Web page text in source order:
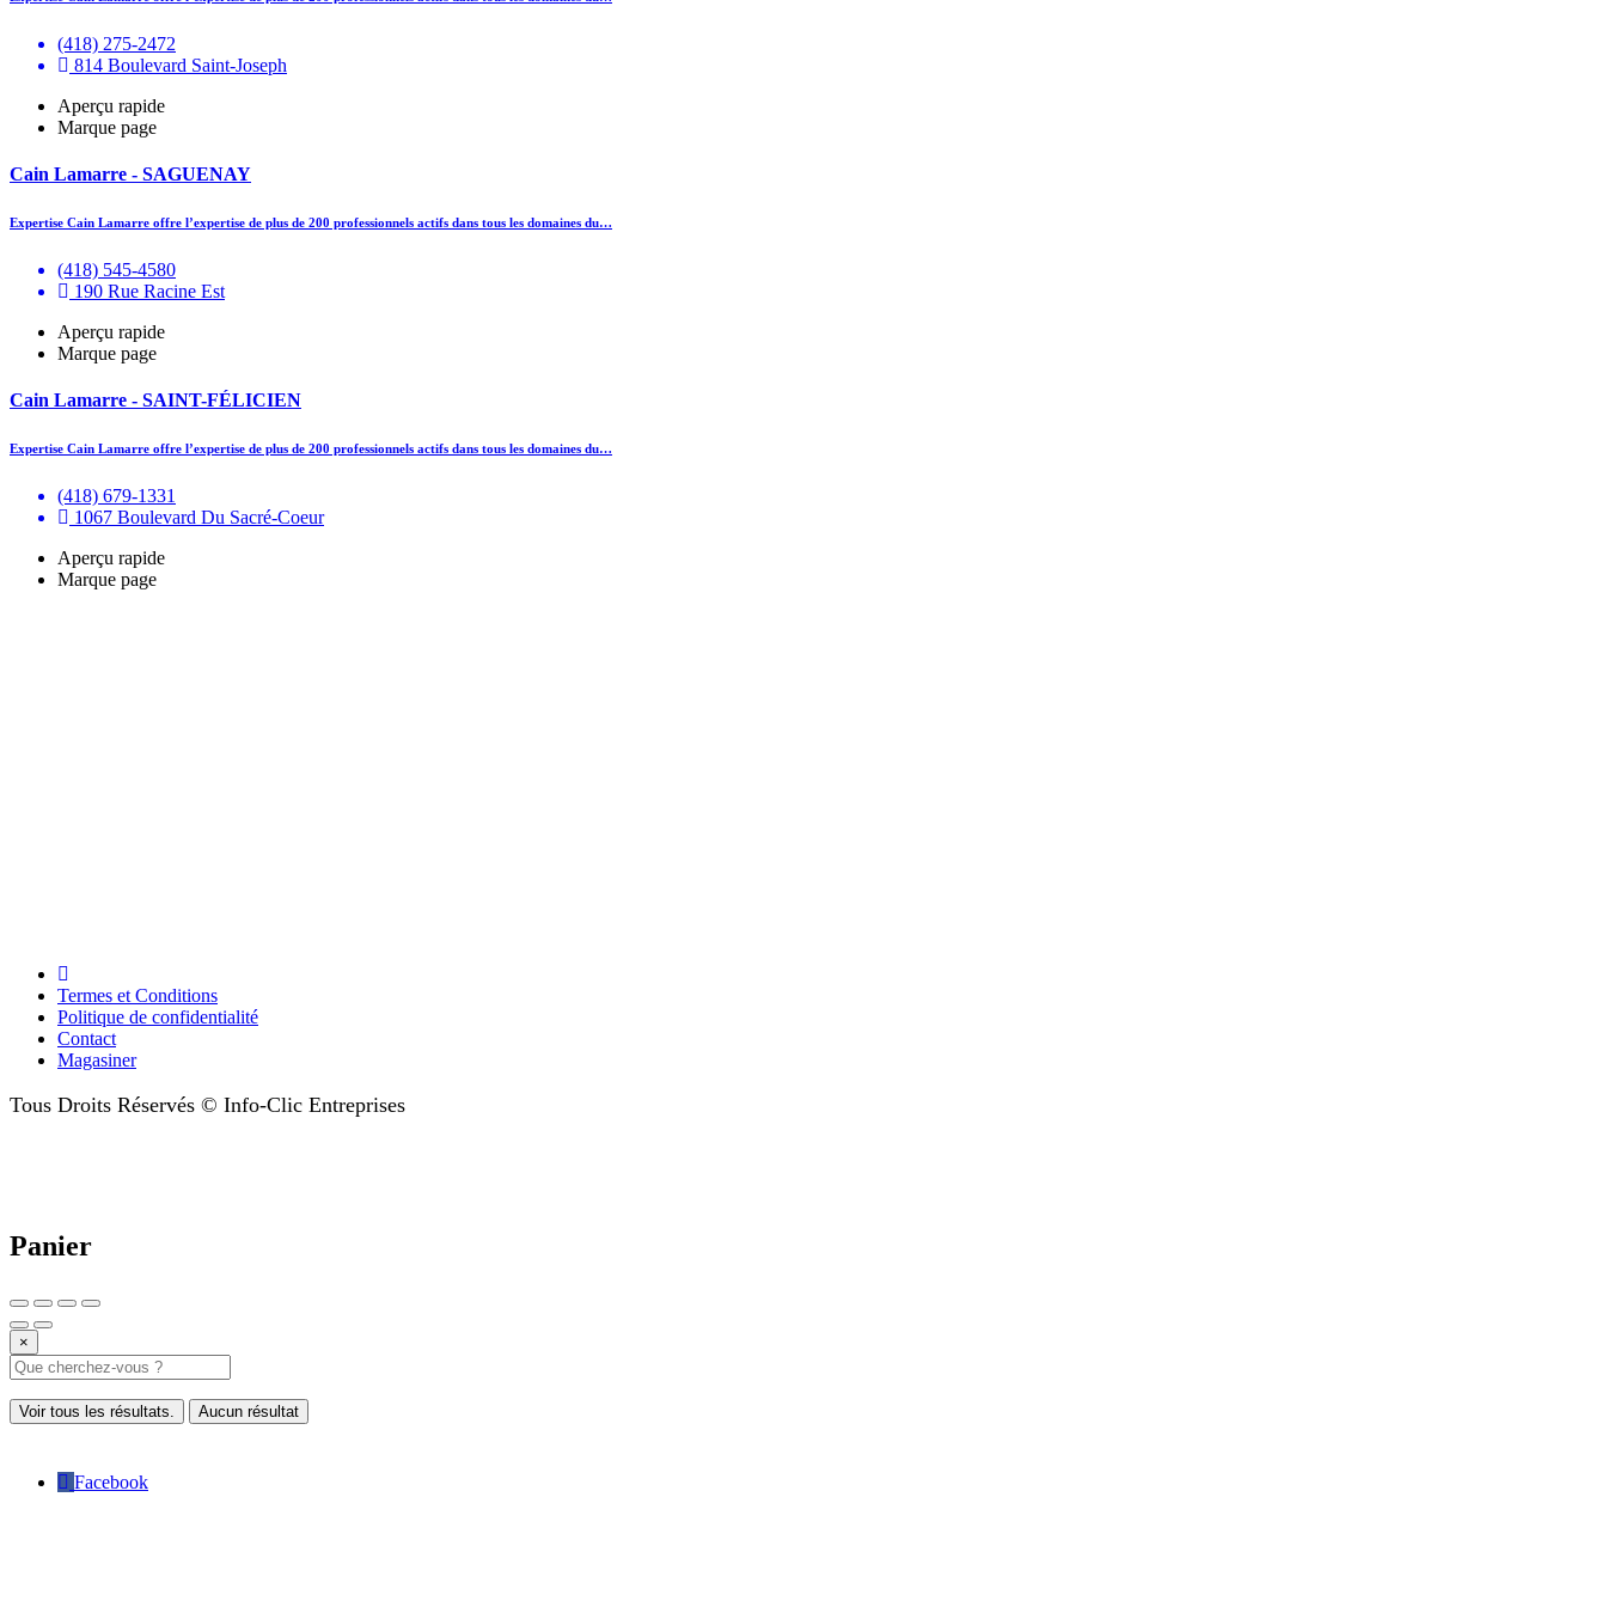
(418) 275-2472
814 Boulevard Saint-Joseph
Aperçu rapide
Marque page
Cain Lamarre - SAGUENAY
Expertise Cain Lamarre offre l’expertise de plus de 200 professionnels actifs dans tous les domaines du…
(418) 545-4580
190 Rue Racine Est
Aperçu rapide
Marque page
Cain Lamarre - SAINT-FÉLICIEN
Expertise Cain Lamarre offre l’expertise de plus de 200 professionnels actifs dans tous les domaines du…
(418) 679-1331
1067 Boulevard Du Sacré-Coeur
Aperçu rapide
Marque page
Termes et Conditions
Politique de confidentialité
Contact
Magasiner
Tous Droits Réservés © Info-Clic Entreprises
Panier
×
Voir tous les résultats. Aucun résultat
Facebook